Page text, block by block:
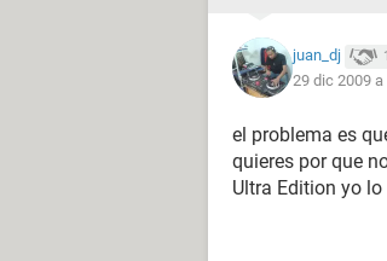
juan_dj
29 dic 2009
el problema es
quieres por que
Ultra Edition yo